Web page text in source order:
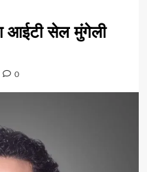
आईटी सेल मुंगेली
0